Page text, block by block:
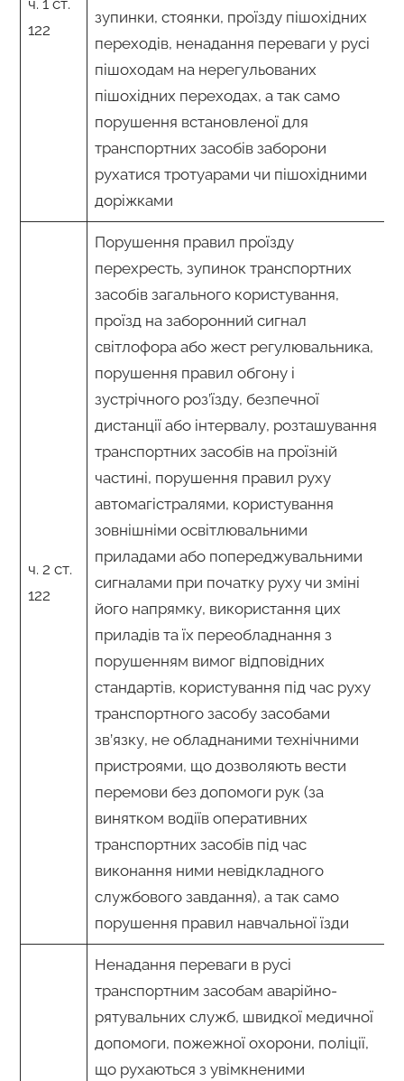
122
зупинки, стоянки, проїзду пішохідних
переходів, ненадання переваги у русі
пішоходам на нерегульованих
пішохідних переходах, а так само
порушення встановленої для
транспортних засобів заборони
рухатися тротуарами чи пішохідними
доріжками
ч. 2 ст.
122
Порушення правил проїзду
перехресть, зупинок транспортних
засобів загального користування,
проїзд на заборонний сигнал
світлофора або жест регулювальника,
порушення правил обгону і
зустрічного роз’їзду, безпечної
дистанції або інтервалу, розташування
транспортних засобів на проїзній
частині, порушення правил руху
автомагістралями, користування
зовнішніми освітлювальними
приладами або попереджувальними
сигналами при початку руху чи зміні
його напрямку, використання цих
приладів та їх переобладнання з
порушенням вимог відповідних
стандартів, користування під час руху
транспортного засобу засобами
зв’язку, не обладнаними технічними
пристроями, що дозволяють вести
перемови без допомоги рук (за
винятком водіїв оперативних
транспортних засобів під час
виконання ними невідкладного
службового завдання), а так само
порушення правил навчальної їзди
Ненадання переваги в русі
транспортним засобам аварійно-
рятувальних служб, швидкої медичної
допомоги, пожежної охорони, поліції,
що рухаються з увімкненими